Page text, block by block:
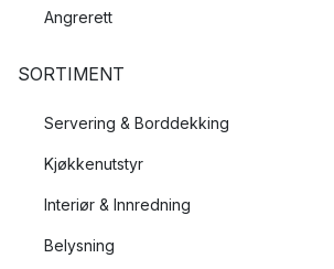
Angrerett
SORTIMENT
Servering & Borddekking
Kjøkkenutstyr
Interiør & Innredning
Belysning